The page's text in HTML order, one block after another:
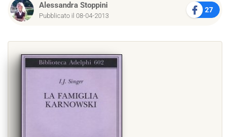
Alessandra Stoppini
Pubblicato il 08-04-2013
27